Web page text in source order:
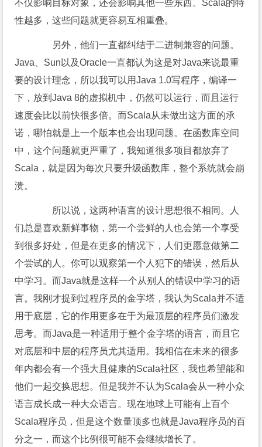
不仅影响目标对象，还会影响其他一些东西。Scala的特
性越多，这些问题就更容易互相重叠。
另外，他们一直都纠结于二进制兼容的问题。
Java、Sun以及Oracle一直都认为这是对Java来说最重
要的设计理念，所以我可以用Java 1.0写程序，编译一
下，放到Java 8的虚拟机中，仍然可以运行，而且运行
速度会比以前快很多倍。而Scala从未做出这方面的承
诺，哪怕就是上一个版本也会出现问题。在函数库空间
中，这个问题就更严重了，我知道很多项目都放弃了
Scala，就是因为每次只要升级函数库，整个系统就会崩
溃。
所以说，这两种语言的设计思想很不相同。人
们总是喜欢新鲜事物，第一个尝鲜的人也会第一个享受
到很多好处，但是在更多的情况下，人们更愿意做第二
个尝试的人。你可以观察第一个人犯下的错误，然后从
中学习。而Java就是这样一个从别人的错误中学习的语
言。我刚才提到过程序员的金字塔，我认为Scala并不适
用于底层，它的作用更多在于为最顶层的程序员们激发
思考。而Java是一种适用于整个金字塔的语言，而且它
对底层和中层的程序员尤其适用。我相信在未来的很多
年内都会有一个强大且健康的Scala社区，我也希望能和
他们一起交换思想。但是我并不认为Scala会从一种小众
语言成长成一种大众语言。现在地球上可能有上百个
Scala程序员，但是这个数量顶多也就是Java程序员的百
分之一，而这个比例很可能不会继续增长了。